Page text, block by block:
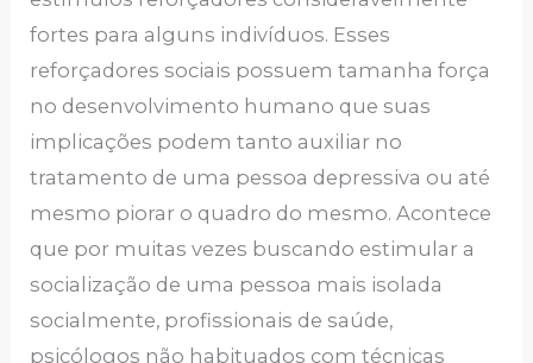
fortes para alguns indivíduos. Esses
reforçadores sociais possuem tamanha força
no desenvolvimento humano que suas
implicações podem tanto auxiliar no
tratamento de uma pessoa depressiva ou até
mesmo piorar o quadro do mesmo. Acontece
que por muitas vezes buscando estimular a
socialização de uma pessoa mais isolada
socialmente, profissionais de saúde,
psicólogos não habituados com técnicas